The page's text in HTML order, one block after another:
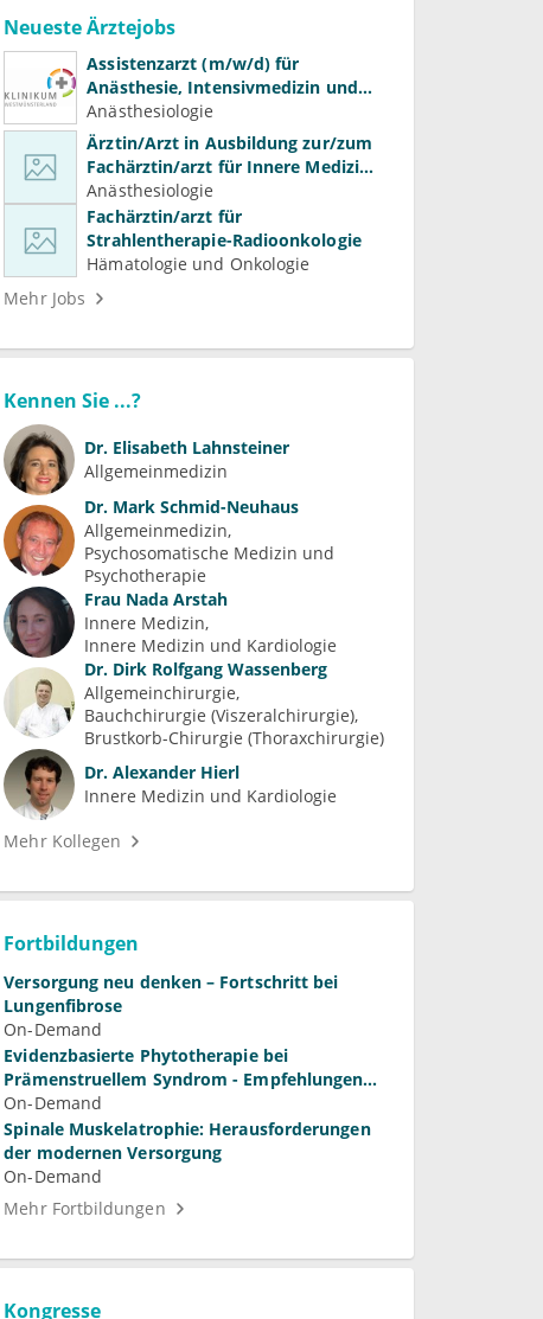
Neueste Ärztejobs
Assistenzarzt (m/w/d) für
Anästhesie, Intensivmedizin und
Schmerztherapie
Anästhesiologie
Ärztin/Arzt in Ausbildung zur/zum
Fachärztin/arzt für Innere Medizin
(Kardiologie, Nephrologie,
Intensivmedizin)
Anästhesiologie
Fachärztin/arzt für
Strahlentherapie-Radioonkologie
Hämatologie und Onkologie
Mehr Jobs
Kennen Sie ...?
Dr. Elisabeth Lahnsteiner
Allgemeinmedizin
Dr. Mark Schmid-Neuhaus
Allgemeinmedizin
Psychosomatische Medizin und
Psychotherapie
Frau Nada Arstah
Innere Medizin
Innere Medizin und Kardiologie
Dr. Dirk Rolfgang Wassenberg
Allgemeinchirurgie
Bauchchirurgie (Viszeralchirurgie)
Brustkorb-Chirurgie (Thoraxchirurgie)
Dr. Alexander Hierl
Innere Medizin und Kardiologie
Mehr Kollegen
Fortbildungen
Versorgung neu denken – Fortschritt bei
Lungenfibrose
On-Demand
Evidenzbasierte Phytotherapie bei
Prämenstruellem Syndrom - Empfehlungen
für die Praxis
On-Demand
Spinale Muskelatrophie: Herausforderungen
der modernen Versorgung
On-Demand
Mehr Fortbildungen
Kongresse